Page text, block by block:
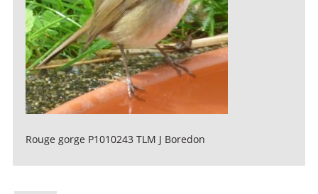
Rouge gorge P1010243 TLM J Boredon